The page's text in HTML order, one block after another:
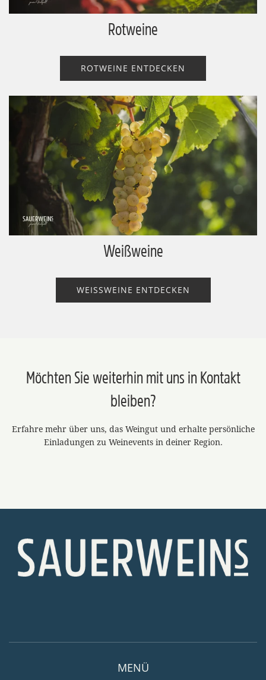
Rotweine
ROTWEINE ENTDECKEN
Weißweine
WEISSWEINE ENTDECKEN
Möchten Sie weiterhin mit uns in Kontakt
bleiben?
Erfahre mehr über uns, das Weingut und erhalte persönliche
Einladungen zu Weinevents in deiner Region.
MENÜ